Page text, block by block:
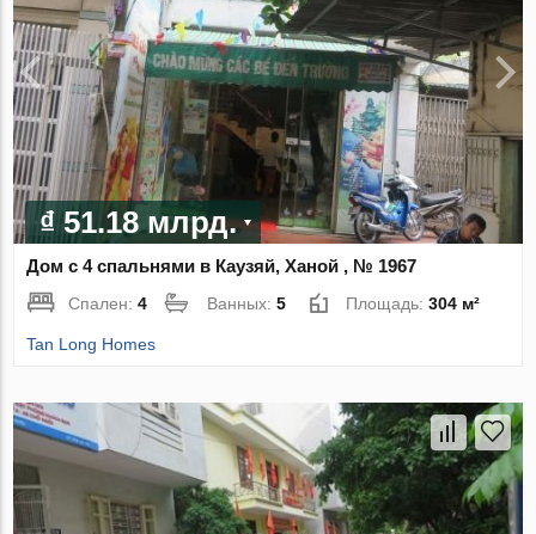
₫ 51.18 млрд.
Дом с 4 спальнями в Каузяй, Ханой , № 1967
Спален:4 Ванных:5 Площадь:304 м²
Tan Long Homes